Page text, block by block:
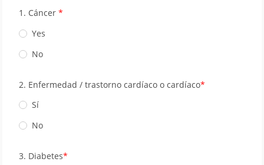
1. Cáncer
Yes
No
2. Enfermedad / trastorno cardíaco o cardíaco
Sí
No
3. Diabetes